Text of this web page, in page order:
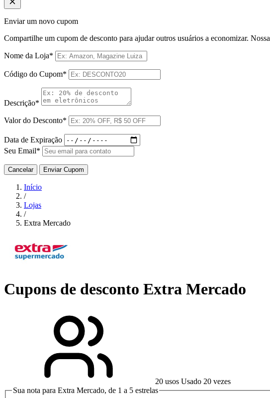
Enviar um novo cupom
Compartilhe um cupom de desconto para ajudar outros usuários a economizar.
Nome da Loja*
Código do Cupom*
Descrição*
Valor do Desconto*
Data de Expiração
Seu Email*
Cancelar Enviar Cupom
Início
/
Lojas
/
Extra Mercado
Cupons de desconto Extra Mercado
20 usos Usado 20 vezes
Sua nota para Extra Mercado, de 1 a 5 estrelas